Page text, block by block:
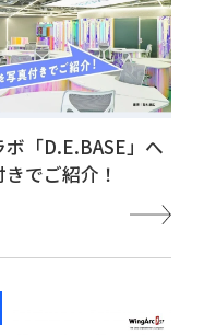
「D.E.BASE」へ
でご紹介！